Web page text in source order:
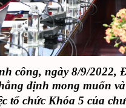
công, ngày 8/9/
định mong muốn
tổ chức Khóa 5 của